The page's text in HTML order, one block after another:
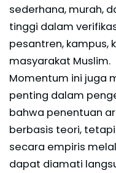
sederhana, murah,
tinggi dalam
pesantren, kampus,
masyarakat Muslim.
Momentum ini juga
penting dalam
bahwa penentuan
berbasis teori,
secara empiris
dapat diamati